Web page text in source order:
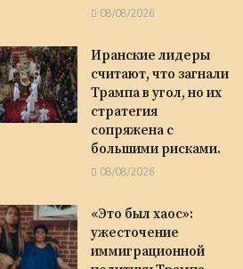
08/08/2026
Иранские лидеры
считают, что загнали
Трампа в угол, но их
стратегия
сопряжена с
большими рисками.
08/08/2026
«Это был хаос»:
ужесточение
иммиграционной